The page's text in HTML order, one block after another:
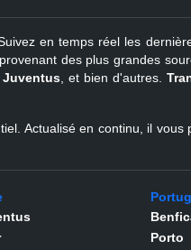
en temps réel les
des plus grandes
Juventus, et bien d'autres.
Actualisé en continu, il
Porto